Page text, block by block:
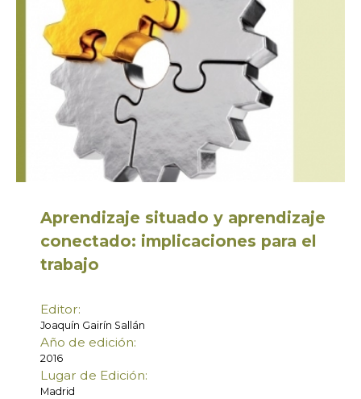
Aprendizaje situado y aprendizaje
conectado: implicaciones para el
trabajo
Editor:
Joaquín Gairín Sallán
Año de edición:
2016
Lugar de Edición:
Madrid